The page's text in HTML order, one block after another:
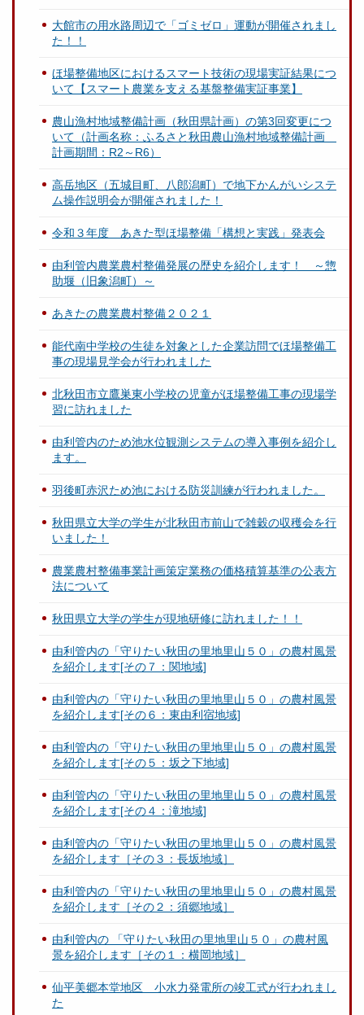
大館市の用水路周辺で「ゴミゼロ」運動が開催されまし
た！！
ほ場整備地区におけるスマート技術の現場実証結果につ
いて【スマート農業を支える基盤整備実証事業】
農山漁村地域整備計画（秋田県計画）の第3回変更につ
いて（計画名称：ふるさと秋田農山漁村地域整備計画
計画期間：R2～R6）
高岳地区（五城目町、八郎潟町）で地下かんがいシステ
ム操作説明会が開催されました！
令和３年度 あきた型ほ場整備「構想と実践」発表会
由利管内農業農村整備発展の歴史を紹介します！ ～惣
助堰（旧象潟町）～
あきたの農業農村整備２０２１
能代南中学校の生徒を対象とした企業訪問でほ場整備工
事の現場見学会が行われました
北秋田市立鷹巣東小学校の児童がほ場整備工事の現場学
習に訪れました
由利管内のため池水位観測システムの導入事例を紹介し
ます。
羽後町赤沢ため池における防災訓練が行われました。
秋田県立大学の学生が北秋田市前山で雑穀の収穫会を行
いました！
農業農村整備事業計画策定業務の価格積算基準の公表方
法について
秋田県立大学の学生が現地研修に訪れました！！
由利管内の「守りたい秋田の里地里山５０」の農村風景
を紹介します[その７：関地域]
由利管内の「守りたい秋田の里地里山５０」の農村風景
を紹介します[その６：東由利宿地域]
由利管内の「守りたい秋田の里地里山５０」の農村風景
を紹介します[その５：坂之下地域]
由利管内の「守りたい秋田の里地里山５０」の農村風景
を紹介します[その４：滝地域]
由利管内の「守りたい秋田の里地里山５０」の農村風景
を紹介します［その３：長坂地域］
由利管内の「守りたい秋田の里地里山５０」の農村風景
を紹介します［その２：須郷地域］
由利管内の 「守りたい秋田の里地里山５０」の農村風
景を紹介します［その１：横岡地域］
仙平美郷本堂地区 小水力発電所の竣工式が行われまし
た